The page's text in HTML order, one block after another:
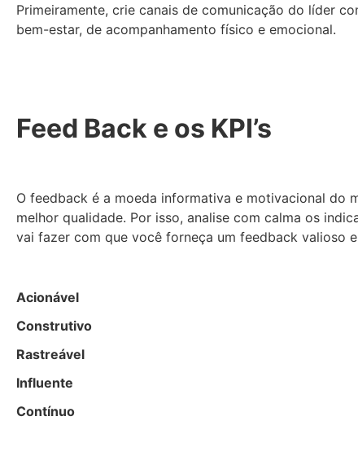
Primeiramente, crie canais de comunicação do líder
bem-estar, de acompanhamento físico e emocional.
Feed Back e os KPI’s
O feedback é a moeda informativa e motivacional do
melhor qualidade. Por isso, analise com calma os
vai fazer com que você forneça um feedback valioso
Acionável
Construtivo
Rastreável
Influente
Contínuo